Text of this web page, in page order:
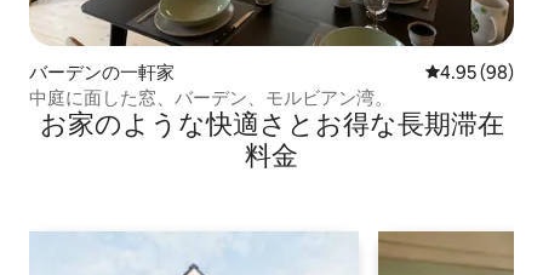
バーデンの一軒家 レビュー98
4.95 (98)
中庭に面した窓、バーデン、モルビアン湾。
お家のような快⁠適⁠さ⁠とお⁠得⁠な長⁠期⁠滞⁠在
料⁠金